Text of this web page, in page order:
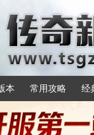
本 常用攻略 经